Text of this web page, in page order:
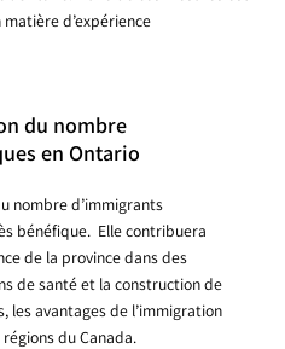
d’expérience
du nombre
en Ontario
nombre d’immigrants
bénéfique. Elle contribuera
de la province dans des
de santé et la construction de
les avantages de l’immigration
du Canada.